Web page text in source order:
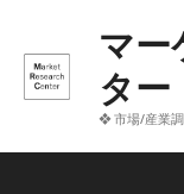
へ
マー
ター
❖ 市場/産業調